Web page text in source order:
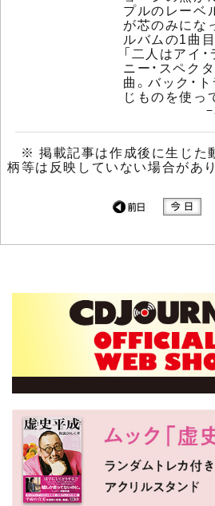
プルのレーベ
が芯のみにな
ルバムの1曲
「二人はアイ
ニー・スペク
曲。バック・
じものを使っ
※ 掲載記事は作成後に生じた
柄等は反映していない場合があり